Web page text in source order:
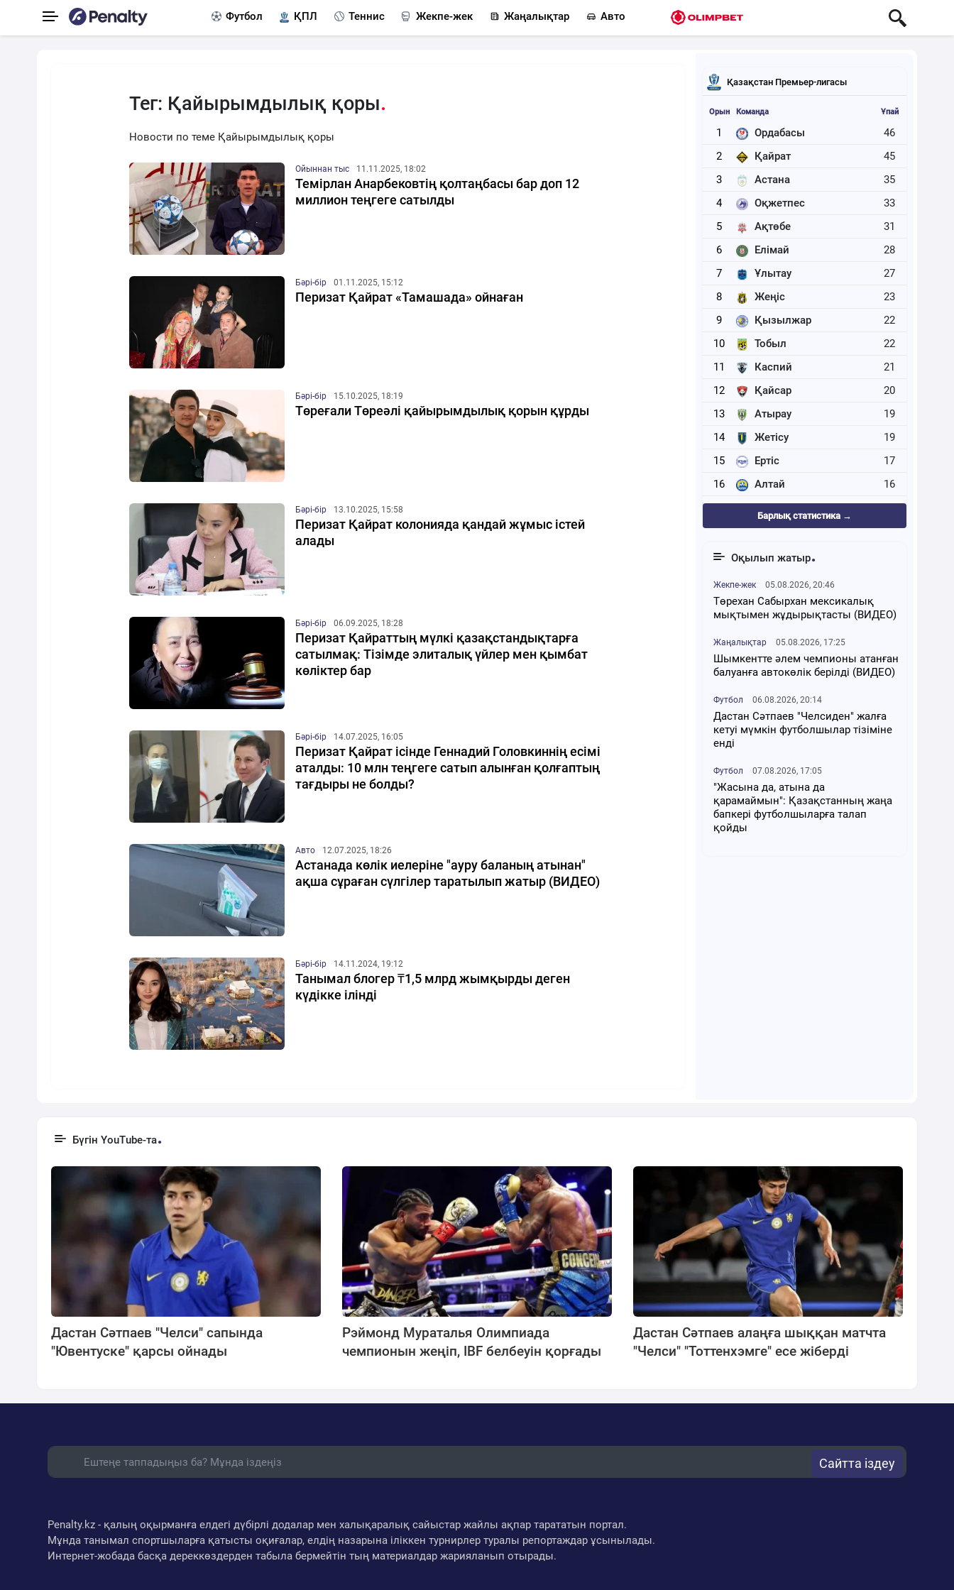
Футбол ҚПЛ Теннис Жекпе-жек Жаңалықтар Авто
Тег: Қайырымдылық қоры
Новости по теме Қайырымдылық қоры
Ойыннан тыс 11.11.2025, 18:02
Темірлан Анарбековтің қолтаңбасы бар доп 12
миллион теңгеге сатылды
Бәрі-бір 01.11.2025, 15:12
Перизат Қайрат «Тамашада» ойнаған
Бәрі-бір 15.10.2025, 18:19
Төреғали Төреәлі қайырымдылық қорын құрды
Бәрі-бір 13.10.2025, 15:58
Перизат Қайрат колонияда қандай жұмыс істей
алады
Бәрі-бір 06.09.2025, 18:28
Перизат Қайраттың мүлкі қазақстандықтарға
сатылмақ: Тізімде элиталық үйлер мен қымбат
көліктер бар
Бәрі-бір 14.07.2025, 16:05
Перизат Қайрат ісінде Геннадий Головкиннің есімі
аталды: 10 млн теңгеге сатып алынған қолғаптың
тағдыры не болды?
Авто 12.07.2025, 18:26
Астанада көлік иелеріне "ауру баланың атынан"
ақша сұраған сүлгілер таратылып жатыр (ВИДЕО)
Бәрі-бір 14.11.2024, 19:12
Танымал блогер ₸1,5 млрд жымқырды деген
күдікке ілінді
Қазақстан Премьер-лигасы
Орын Команда Ұпай
1 Ордабасы
46
2
Қайрат
45
3
Астана
35
4
Оқжетпес
33
5
Ақтөбе
31
6
Елімай
28
7
Ұлытау
27
8
Жеңіс
23
9
Қызылжар
22
10
Тобыл
22
11
Каспий
21
12
Қайсар
20
13
Атырау
19
14
Жетісу
19
15
Ертіс
17
16
Алтай 16
Барлық статистика →
Оқылып жатыр
Жекпе-жек 05.08.2026, 20:46
Төрехан Сабырхан мексикалық
мықтымен жұдырықтасты (ВИДЕО)
Жаңалықтар 05.08.2026, 17:25
Шымкентте әлем чемпионы атанған
балуанға автокөлік берілді (ВИДЕО)
Футбол 06.08.2026, 20:14
Дастан Сәтпаев "Челсиден" жалға
кетуі мүмкін футболшылар тізіміне
енді
Футбол 07.08.2026, 17:05
"Жасына да, атына да
қарамаймын": Қазақстанның жаңа
бапкері футболшыларға талап
қойды
Бүгін YouTube-та
Дастан Сәтпаев "Челси" сапында
"Ювентуске" қарсы ойнады
Рэймонд Мураталья Олимпиада
чемпионын жеңіп, IBF белбеуін қорғады
Дастан Сәтпаев алаңға шыққан матчта
"Челси" "Тоттенхэмге" есе жіберді
Сайтта іздеу
Penalty.kz - қалың оқырманға елдегі дүбірлі додалар мен халықаралық сайыстар жайлы ақпар тарататын портал.
Мұнда танымал спортшыларға қатысты оқиғалар, елдің назарына іліккен турнирлер туралы репортаждар ұсынылады.
Интернет-жобада басқа дереккөздерден табыла бермейтін тың материалдар жарияланып отырады.